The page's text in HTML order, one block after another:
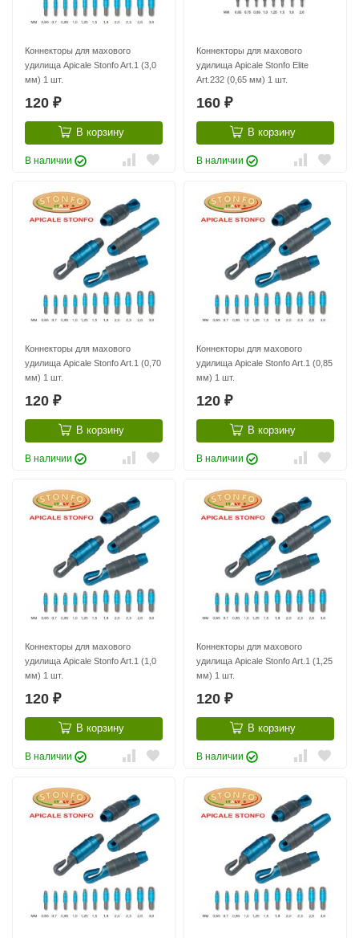
Коннекторы для махового
удилища Apicale Stonfo Art.1 (3,0
мм) 1 шт.
120 ₽
В корзину
В наличии
Коннекторы для махового
удилища Apicale Stonfo Elite
Art.232 (0,65 мм) 1 шт.
160 ₽
В корзину
В наличии
Коннекторы для махового
удилища Apicale Stonfo Art.1 (0,70
мм) 1 шт.
120 ₽
В корзину
В наличии
Коннекторы для махового
удилища Apicale Stonfo Art.1 (0,85
мм) 1 шт.
120 ₽
В корзину
В наличии
Коннекторы для махового
удилища Apicale Stonfo Art.1 (1,0
мм) 1 шт.
120 ₽
В корзину
В наличии
Коннекторы для махового
удилища Apicale Stonfo Art.1 (1,25
мм) 1 шт.
120 ₽
В корзину
В наличии